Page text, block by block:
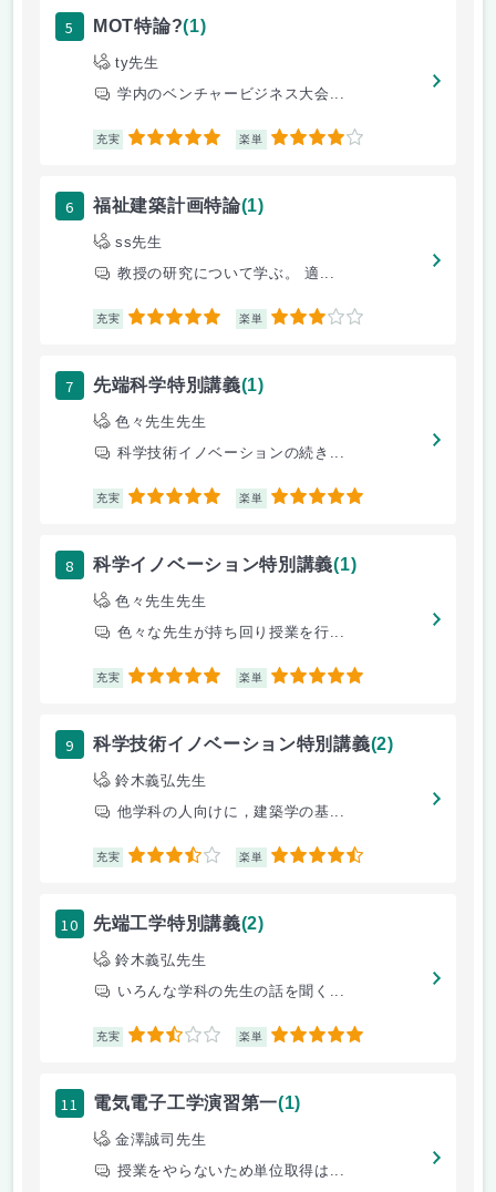
5 MOT特論?(1)
ty先生
学内のベンチャービジネス大会...
充実 5 楽単 4
6 福祉建築計画特論(1)
ss先生
教授の研究について学ぶ。 適...
充実 5 楽単 3
7 先端科学特別講義(1)
色々先生先生
科学技術イノベーションの続き...
充実 5 楽単 5
8 科学イノベーション特別講義(1)
色々先生先生
色々な先生が持ち回り授業を行...
充実 5 楽単 5
9 科学技術イノベーション特別講義(2)
鈴木義弘先生
他学科の人向けに，建築学の基...
充実 3.5 楽単 4.5
10 先端工学特別講義(2)
鈴木義弘先生
いろんな学科の先生の話を聞く...
充実 2.5 楽単 5
11 電気電子工学演習第一(1)
金澤誠司先生
授業をやらないため単位取得は...